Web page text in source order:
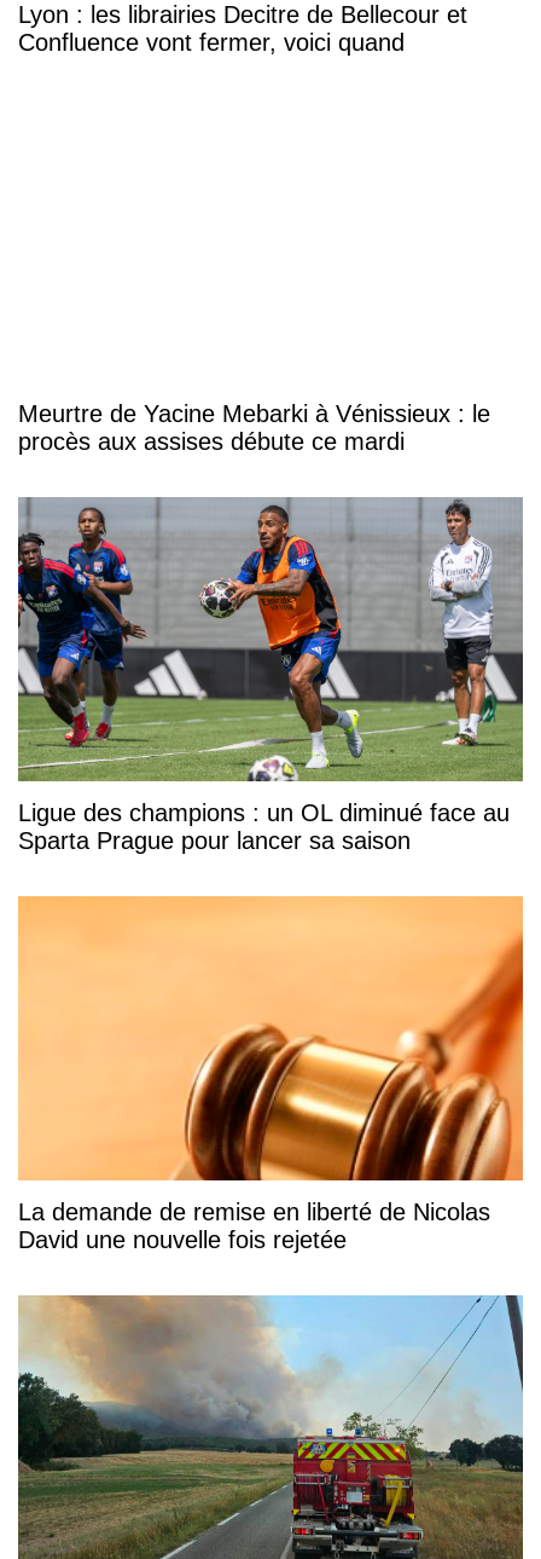
Lyon : les librairies Decitre de Bellecour et
Confluence vont fermer, voici quand
Meurtre de Yacine Mebarki à Vénissieux : le
procès aux assises débute ce mardi
Ligue des champions : un OL diminué face au
Sparta Prague pour lancer sa saison
La demande de remise en liberté de Nicolas
David une nouvelle fois rejetée